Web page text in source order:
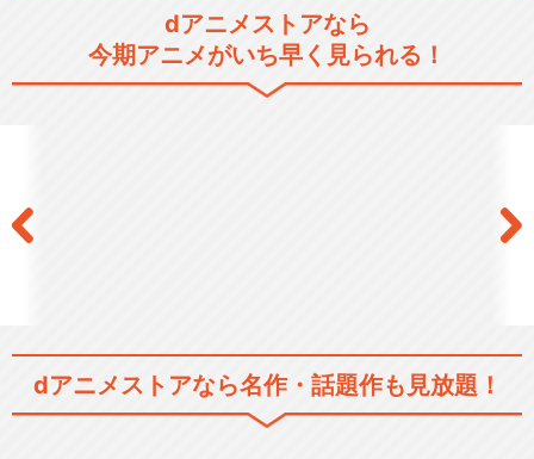
ノラガミ ARAGOTO
ノラガミ（OAD) 夜ト神連続
殺人事件
dアニメストアなら
今期アニメがいち早く見られる！
dアニメストアなら名作・話題作も見放題！